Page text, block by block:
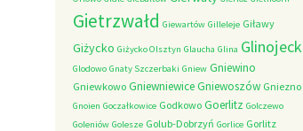
Gietrzwałd Giewartów Gilleleje Giławy
Giżycko Giżycko Olsztyn Glaucha Glina Glinojeck
Glodowo Gnaty Szczerbaki Gniew Gniewino
Gniewkowo GniewniewiceGniewoszów Gniezno
Gnoien Goczałkowice Godkowo Goerlitz Golczewo
Goleniów Golesze Golub-Dobrzyń Gorlice Gorlitz